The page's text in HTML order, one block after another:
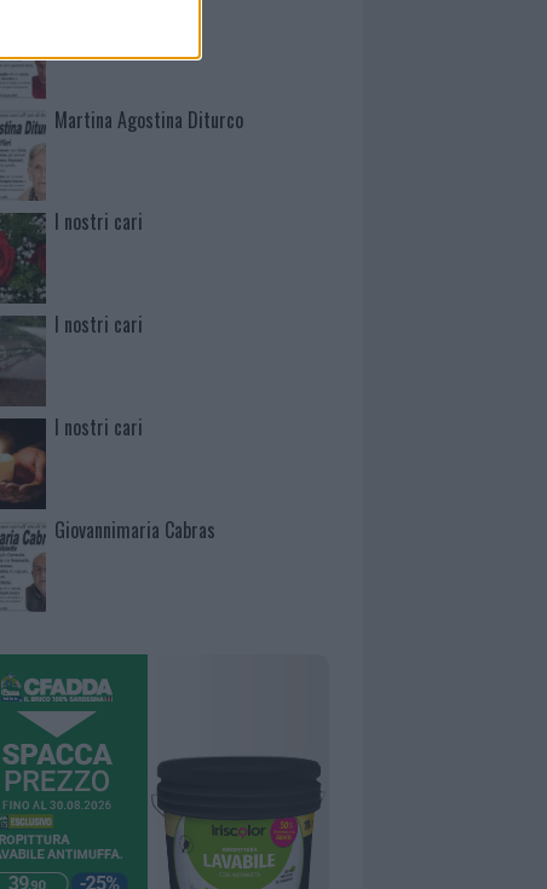
Martina Agostina Diturco
I nostri cari
I nostri cari
I nostri cari
Giovannimaria Cabras